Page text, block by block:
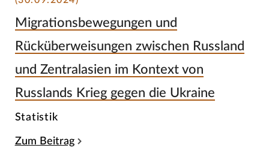
Migrationsbewegungen und
Rücküberweisungen zwischen Russland
und Zentralasien im Kontext von
Russlands Krieg gegen die Ukraine
Statistik
Zum Beitrag